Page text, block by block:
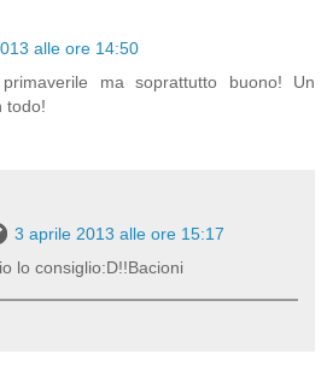
alle ore 14:50
ma soprattutto buono! Un
todo!
3 aprile 2013 alle ore 15:17
lo consiglio:D!!Bacioni